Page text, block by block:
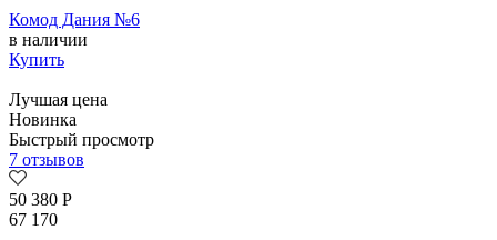
Комод Дания №6
в наличии
Купить
Лучшая цена
Новинка
Быстрый просмотр
7 отзывов
50 380 Р
67 170